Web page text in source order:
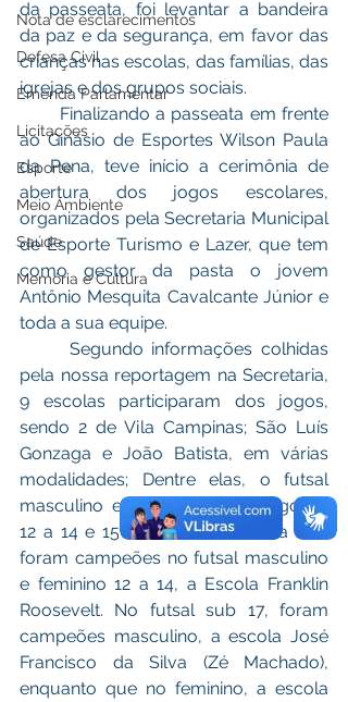
Nota de esclarecimentos
Defesa Civil
Emenda Parlamentar
Licitações
Esporte
Meio Ambiente
Saúde
Memória e Cultura
da passeata, foi levantar a bandeira
da paz e da segurança, em favor das
crianças nas escolas, das famílias, das
igrejas e dos grupos sociais.
ao Ginásio de Esportes Wilson Paula
da Pena, teve início a cerimônia de
abertura dos jogos escolares,
organizados pela Secretaria Municipal
de Esporte Turismo e Lazer, que tem
como gestor da pasta o jovem
Antônio Mesquita Cavalcante Júnior e
toda a sua equipe.
pela nossa reportagem na Secretaria,
9 escolas participaram dos jogos,
sendo 2 de Vila Campinas; São Luís
Gonzaga e João Batista, em várias
modalidades; Dentre elas, o futsal
masculino e feminino nas categorias
12 a 14 e 15 a 17 anos, onde na final
foram campeões no futsal masculino
e feminino 12 a 14, a Escola Franklin
Roosevelt. No futsal sub 17, foram
campeões masculino, a escola José
Francisco da Silva (Zé Machado),
enquanto que no feminino, a escola